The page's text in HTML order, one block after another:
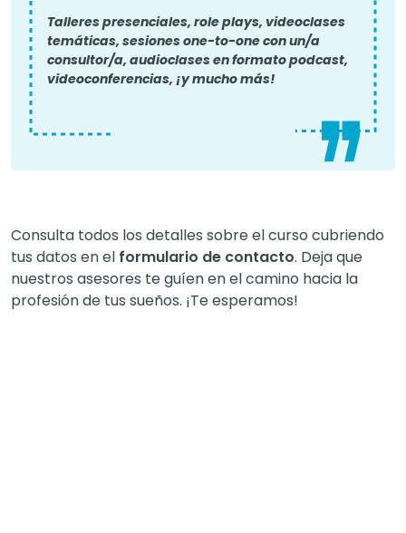
Talleres presenciales, role plays, videoclases
temáticas, sesiones one-to-one con un/a
consultor/a, audioclases en formato podcast,
videoconferencias, ¡y mucho más!
Consulta todos los detalles sobre el curso cubriendo
tus datos en el formulario de contacto. Deja que
nuestros asesores te guíen en el camino hacia la
profesión de tus sueños. ¡Te esperamos!